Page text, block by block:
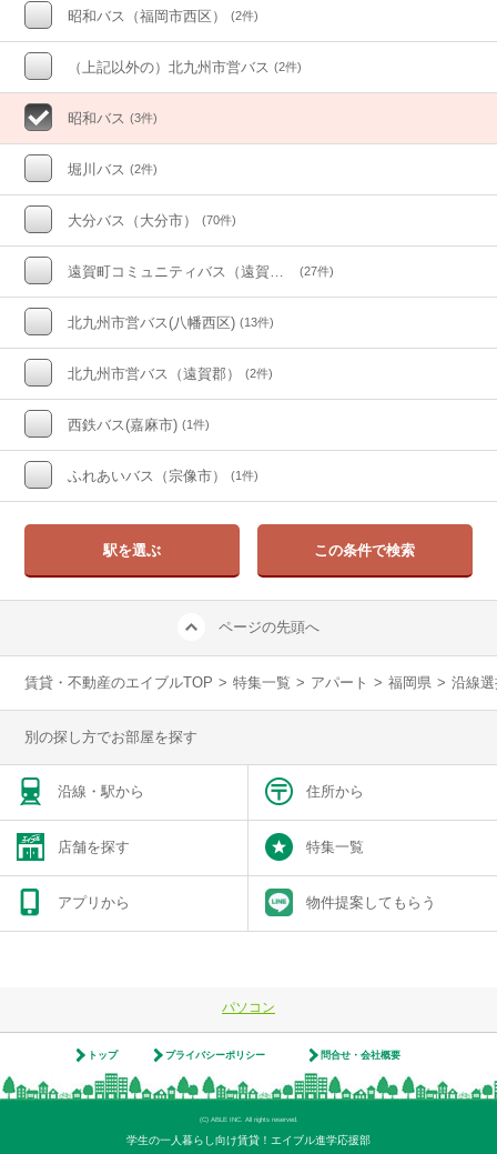
昭和バス（福岡市西区） (2件)
（上記以外の）北九州市営バス (2件)
昭和バス (3件)
堀川バス (2件)
大分バス（大分市） (70件)
(27件)
北九州市営バス(八幡西区) (13件)
北九州市営バス（遠賀郡） (2件)
西鉄バス(嘉麻市) (1件)
ふれあいバス（宗像市） (1件)
駅を選ぶ この条件で検索
ページの先頭へ
賃貸・不動産のエイブルTOP > 特集一覧 > アパート > 福岡県 > 沿線
別の探し方でお部屋を探す
沿線・駅から 住所から
店舗を探す 特集一覧
アプリから 物件提案してもらう
パソコン
トップ プライバシーポリシー 問合せ・会社概要
(C) ABLE INC. All rights reserved.
学生の一人暮らし向け賃貸！エイブル進学応援部